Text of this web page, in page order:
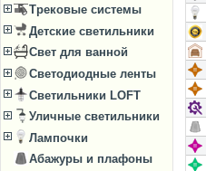
Трековые системы
Детские светильники
Свет для ванной
Светодиодные ленты
Светильники LOFT
Уличные светильники
Лампочки
Абажуры и плафоны